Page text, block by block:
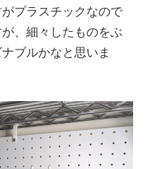
プラスチックなので
、細々したものをぶ
ブルかなと思いま